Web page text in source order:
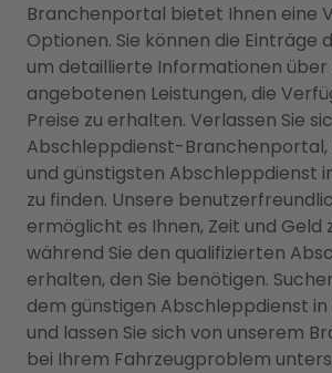
Branchenportal bietet Ihnen eine
Optionen. Sie können die Einträge
um detaillierte Informationen über
angebotenen Leistungen, die
Preise zu erhalten. Verlassen Sie
Abschleppdienst-Branchenportal,
und günstigsten Abschleppdienst
zu finden. Unsere
ermöglicht es Ihnen, Zeit und Geld
während Sie den qualifizierten
erhalten, den Sie benötigen.
dem günstigen Abschleppdienst
und lassen Sie sich von unserem
bei Ihrem Fahrzeugproblem